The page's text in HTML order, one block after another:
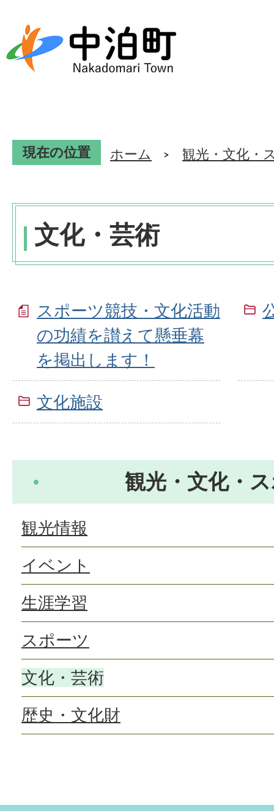
現在の位置 ホーム 観光・文化・
文化・芸術
スポーツ競技・文化活動
の功績を讃えて懸垂幕
を掲出します！
文化施設
観光・文化・
観光情報
イベント
生涯学習
スポーツ
文化・芸術
歴史・文化財